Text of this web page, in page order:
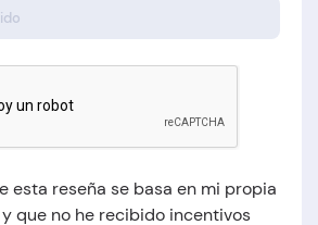
esta reseña se basa en mi propia
que no he recibido incentivos